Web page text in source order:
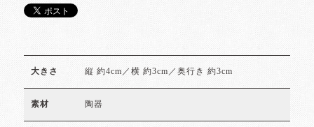
大きさ 縦 約4cm／横 約3cm／奥行き 約3cm
素材 陶器